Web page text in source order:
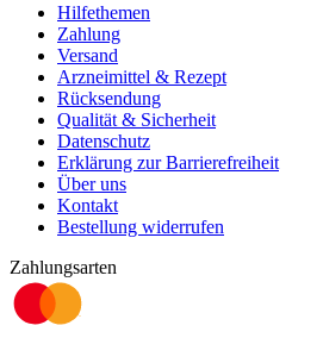
Hilfethemen
Zahlung
Versand
Arzneimittel & Rezept
Rücksendung
Qualität & Sicherheit
Datenschutz
Erklärung zur Barrierefreiheit
Über uns
Kontakt
Bestellung widerrufen
Zahlungsarten